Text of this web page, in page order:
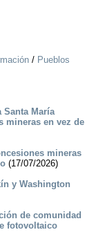
/ Pueblos
Santa María
mineras en vez de
mineras
(17/07/2026)
y Washington
de comunidad
fotovoltaico